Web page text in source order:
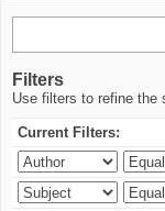
Filters
Use filters to refine the
Current Filters: